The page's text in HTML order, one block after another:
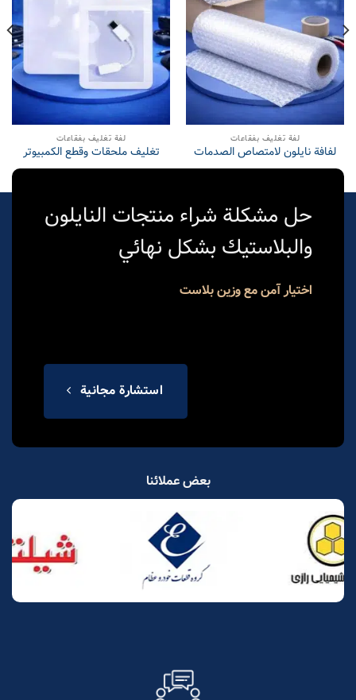
لفة تغلیف بفقاعات
لفافة نايلون لامتصاص الصدمات
لفة تغلیف بفقاعات
تغليف ملحقات وقطع الكمبيوتر
حل مشكلة شراء منتجات النايلون
والبلاستيك بشكل نهائي
اختيار آمن مع وزین بلاست
استشارة مجانية
بعض عملائنا